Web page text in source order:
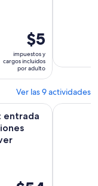
El
precio
es
de
por
adulto
$5
impuestos y
cargos incluidos
por adulto
Ver las 9 actividades
entrada
5 atraccionesEntrada